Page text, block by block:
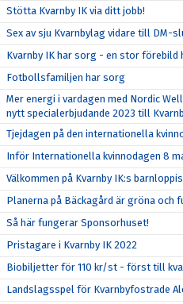
Stötta Kvarnby IK via ditt jobb!
Sex av sju Kvarnbylag vidare till DM-
Kvarnby IK har sorg - en stor förebild
Fotbollsfamiljen har sorg
Mer energi i vardagen med Nordic
nytt specialerbjudande 2023 till
Tjejdagen på den internationella
Inför Internationella kvinnodagen 8
Välkommen på Kvarnby IK:s
Planerna på Bäckagård är gröna och
Så här fungerar Sponsorhuset!
Pristagare i Kvarnby IK 2022
Biobiljetter för 110 kr/st - först till
Landslagsspel för Kvarnbyfostrade